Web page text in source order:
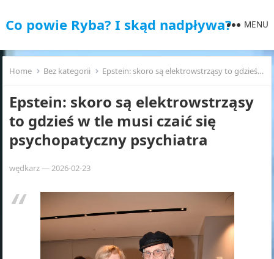
Co powie Ryba? I skąd nadpływa? MENU
Home Bez kategorii Epstein: skoro są elektrowstrząsy to gdzieś w tle musi czaić się psychopatyczny psychiatra
Epstein: skoro są elektrowstrząsy
to gdzieś w tle musi czaić się
psychopatyczny psychiatra
wędkarz—2026-02-23